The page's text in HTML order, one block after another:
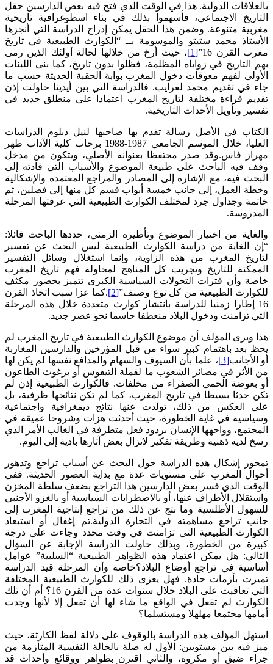
بالعلاقات الدولية. هذا في الوقت الذي فتح فيه بعض الدارسين حقل
التاريخ الاجتماعي، فأسهموا بذلك في بناء اسطوغرافية تاريخية
مغربية متنوعة. وضمن هذا الحقل يمكن إدراج الدراسة التي أنجزها
الأستاذ محمد ستيتو والموسومة بــ “الكوارث الطبيعية في تاريخ
مغرب القرن 16”
[1]
، حيث أرخ من خلالها لحالة أولئك الذين رمى
بهم التاريخ في زواياه المظلمة، فظلوا بدون تاريخ، كما بنى اللبنات
الأولى لفهم معوقات دخول المغرب بوابة الحقبة الحديثة حسب ما
جاء في تقديم محمد لغرايب. فالدراسة التي بين أيدينا حاولت إذن
تقديم قراءة مختلفة لتاريخ المغرب اعتمادا على منطلق جديد في
تفسير وتأويل الأحداث التاريخية.
الكتاب في الأصل رسالة تقدم بها صاحبها لنيل دبلوم الدراسات
العليا، خلال الموسم الجامعي 1987-1988 برحاب كلية الآداب ظهر
مهراز فاس.وقد صدر محتفظا بعنوانه الأصلي، ويتكون من مدخل
وقف فيه الباحث على طبيعة الموضوع والأسباب التي قادته إلى
البحث فيه، مع الإشارة إلى المصادر والمراجع المعتمدة والإشكالية
وخطة العمل، إلى جانب خمسة أبواب قسم كل منها إلى فصلين، ثم
خاتمة وجداول جرد لمختلف الكوارث الطبيعية التي عرفتها المرحلة
المدروسة.
والغاية من اختيار الموضوع وتأطيره الزمني، حددها الباحث قائلا:
“إن الغاية من دراسة الكوارث الطبيعية ليس البحث عن تفسير
لتاريخ المغرب من هذه الزاوية، وإنما استغلال وسائل التفسير
الممكنة للتاريخ وتجريب كل المناهج لمحاولة فهم تاريخ المغرب
خاصة وأن فترات التحولات السياسية الكبرى تتميز بحضور مكثف
للكوارث الطبيعية من كل نوع وصنف”[2]
.كما عزا سبب اتخاذ القرن
16 إطارا زمنيا للدراسة بانتشار كوارث متعددة خلال هذه المرحلة
التي تزامنت ودخول البلاد منعطفا حاسما نحو عصر جديد.
هذا ويرى المؤلف أن موضوع الكوارث الطبيعية في تاريخ المغرب لم
يحظ بعد باهتمام كبير سواء من قبل المؤرخين والدارسين المغاربة
أو الأجانب[3]
، علما بأن السيوف والسهام والمدافع نفسها لم يكن لها
من الأثر في مصائر الشعوب ما لقملة التيفوس أو برغوث الطاعون
أو بعوضة الحمى الصفراء من مخلفات. فالكوارث الطبيعية إذن لم
تكن حدثا بسيطا في تاريخ المغرب، كما لم تكن نتائجها ظرفية، بل
على العكس من ذلك، تولدت عنها نتائج ديمغرافية واجتماعية
وسياسية في غاية الخطورة، حيث أحدثت هزات وشروخا عميقة في
المجتمع، وواجهها الإنسان بردود فعل متطرفة في الغالب الأمر الذي
رسخ لديه ذهنية وطريقة تفكير لاتزال بعض آثارها بادية إلى اليوم.
تمحور إشكال هذه الدراسة حول البحث عن أسباب تراجع وتدهور
أحوال المغرب على مستويات عدة مع بداية العصور الحديثة. ففي
الوقت الذي فسر بعض الدارسين هذا التراجع بضعف سلطة المخزن
واستقلال الأطراف عنها، أو بالاضطرابات السياسية أو بالغزو الأجنبي
للسهول الأطلسية وما نتج عن ذلك من تراجع إنتاجية المغرب إلى
جانب تراجع مساهمته في التجارة الدولية.تم إغفال أو استبعاد
الكوارث الطبيعية التي تزامنت في وقت محدد وجاءت على درجة
كبيرة من الخطورة، وبذلك حاولت الدراسة الإجابة عن السؤال
التالي: هل يمكن اعتماد هذه الظواهر الطبيعية “السلبية” عوامل
أساسية في تراجع أوضاع البلاد؟خاصة وأن المرحلة قيد الدراسة
تميزت بأزمات حادة. فهل يعزى ذلك للكوارث الطبيعية المختلفة
التي تعاقبت على البلاد خلال سنوات عدة من القرن 16؟ أم أن تلك
الكوارث لم تفعل في الواقع ما شاء لها أن تفعل إلا لأنها وجدت
أمامها مجتمعا مهلهلا ومستسلما؟
استهل المؤلف هذه الدراسة بالوقوف على دلالة لفظ الكارثة، حيث
ميز فيه بين مستويين: الأول له صلة بالحالة النفسية المتأزمة من
جراء ضيق أو مكروه، والثاني اقترن بظواهر ووقائع وأحداث قد